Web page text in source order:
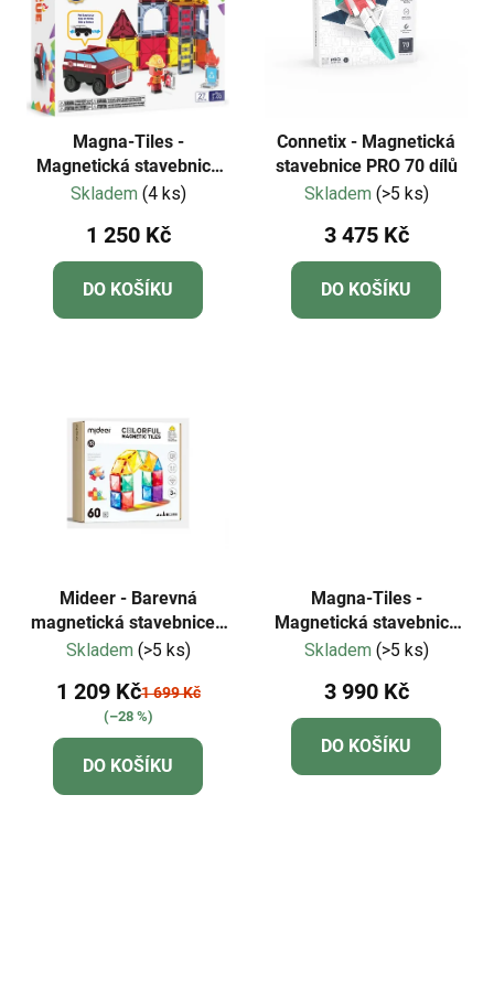
Magna-Tiles -
Magnetická stavebnice
Fire Rescue 27 dílů
Skladem (4 ks)
1 250 Kč
DO KOŠÍKU
Connetix - Magnetická
stavebnice PRO 70 dílů
Skladem (>5 ks)
3 475 Kč
DO KOŠÍKU
Mideer - Barevná
magnetická stavebnice -
60 ks
Skladem (>5 ks)
1 209 Kč1 699 Kč
(–28 %)
DO KOŠÍKU
Magna-Tiles -
Magnetická stavebnice
City Center 110 dílů
Skladem (>5 ks)
3 990 Kč
DO KOŠÍKU